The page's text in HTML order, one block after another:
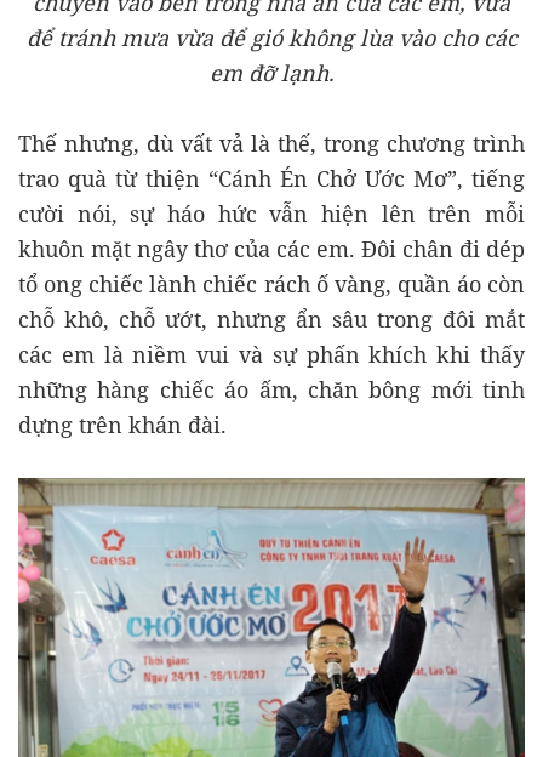
để tránh mưa vừa để gió không lùa vào cho các
em đỡ lạnh.
Thế nhưng, dù vất vả là thế, trong chương trình
trao quà từ thiện “Cánh Én Chở Ước Mơ”, tiếng
cười nói, sự háo hức vẫn hiện lên trên mỗi
khuôn mặt ngây thơ của các em. Đôi chân đi dép
tổ ong chiếc lành chiếc rách ố vàng, quần áo còn
chỗ khô, chỗ ướt, nhưng ẩn sâu trong đôi mắt
các em là niềm vui và sự phấn khích khi thấy
những hàng chiếc áo ấm, chăn bông mới tinh
dựng trên khán đài.